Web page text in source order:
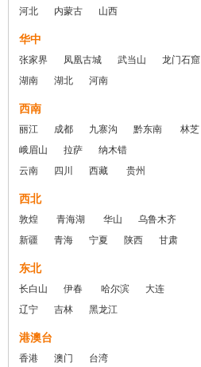
河北
内蒙古 山西
华中
张家界 凤凰古城 武当山
龙门石窟
湖南
湖北 河南
西南
丽江 成都 九寨沟 黔东南
林芝
峨眉山
拉萨
纳木错
云南
四川 西藏 贵州
西北
敦煌 青海湖 华山
乌鲁木齐
新疆
青海 宁夏 陕西 甘肃
东北
长白山 伊春 哈尔滨
大连
辽宁
吉林 黑龙江
港澳台
香港 澳门 台湾